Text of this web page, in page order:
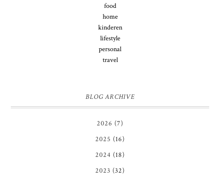
food
home
kinderen
lifestyle
personal
travel
BLOG ARCHIVE
2026 (7)
2025 (16)
2024 (18)
2023 (32)